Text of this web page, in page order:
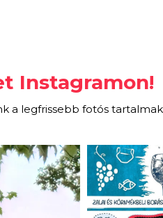
Instagramon!
a legfrissebb fotós